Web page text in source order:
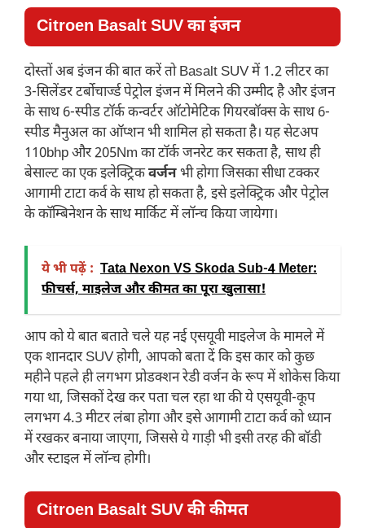
Citroen Basalt SUV का इंजन
दोस्तों अब इंजन की बात करें तो Basalt SUV में 1.2 लीटर का
3-सिलेंडर टर्बोचार्ज्ड पेट्रोल इंजन में मिलने की उम्मीद है और इंजन
के साथ 6-स्पीड टॉर्क कन्वर्टर ऑटोमेटिक गियरबॉक्स के साथ 6-
स्पीड मैनुअल का ऑप्शन भी शामिल हो सकता है। यह सेटअप
110bhp और 205Nm का टॉर्क जनरेट कर सकता है, साथ ही
बेसाल्ट का एक इलेक्ट्रिकवर्जनभी होगा जिसका सीधा टक्कर
आगामी टाटा कर्व के साथ हो सकता है, इसे इलेक्ट्रिक और पेट्रोल
के कॉम्बिनेशन के साथ मार्किट में लॉन्च किया जायेगा।
ये भी पढ़ें : Tata Nexon VS Skoda Sub-4 Meter:
फीचर्स, माइलेज और कीमत का पूरा खुलासा!
आप को ये बात बताते चले यह नई एसयूवी माइलेज के मामले में
एक शानदार SUV होगी, आपको बता दें कि इस कार को कुछ
महीने पहले ही लगभग प्रोडक्शन रेडी वर्जन के रूप में शोकेस किया
गया था, जिसकों देख कर पता चल रहा था की ये एसयूवी-कूप
लगभग 4.3 मीटर लंबा होगा और इसे आगामी टाटा कर्व को ध्यान
में रखकर बनाया जाएगा, जिससे ये गाड़ी भी इसी तरह की बॉडी
और स्टाइल में लॉन्च होगी।
Citroen Basalt SUV की कीमत